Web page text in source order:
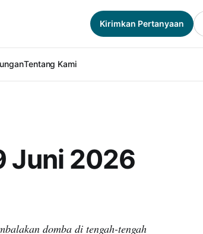
Tentang Kami
Kirimkan Pertanyaan
Juni 2026
domba di tengah-tengah